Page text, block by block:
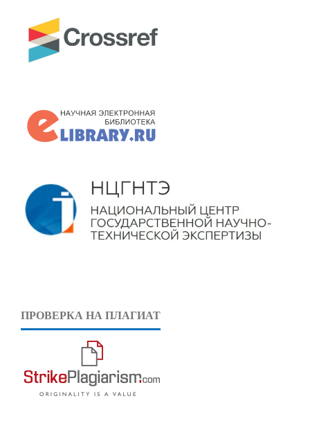
ПРОВЕРКА НА ПЛАГИАТ